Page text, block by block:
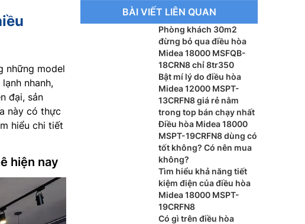
những model
nhanh,
đại, sản
này có thực
hiểu chi tiết
hiện nay
BÀI VIẾT LIÊN QUAN
Phòng khách 30m2
đừng bỏ qua điều hòa
Midea 18000 MSFQB-
18CRN8 chỉ 8tr350
Bật mí lý do điều hòa
Midea 12000 MSPT-
13CRFN8 giá rẻ nằm
trong top bán chạy nhất
Điều hòa Midea 18000
MSPT-19CRFN8 dùng có
tốt không? Có nên mua
không?
Tìm hiểu khả năng tiết
kiệm điện của điều hòa
Midea 18000 MSPT-
19CRFN8
Có gì trên điều hòa